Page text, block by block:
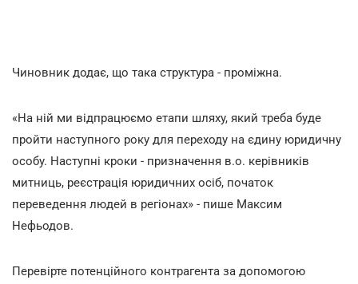
Чиновник додає, що така структура - проміжна.
«На ній ми відпрацюємо етапи шляху, який треба буде
пройти наступного року для переходу на єдину юридичну
особу. Наступні кроки - призначення в.о. керівників
митниць, реєстрація юридичних осіб, початок
переведення людей в регіонах» - пише Максим
Нефьодов.
Перевірте потенційного контрагента за допомогою